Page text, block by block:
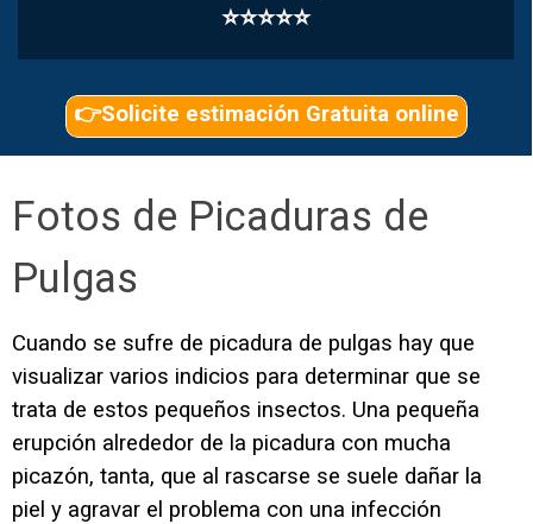
⭐⭐⭐⭐⭐
👉Solicite estimación Gratuita online
Fotos de Picaduras de
Pulgas
Cuando se sufre de picadura de pulgas hay que
visualizar varios indicios para determinar que se
trata de estos pequeños insectos. Una pequeña
erupción alrededor de la picadura con mucha
picazón, tanta, que al rascarse se suele dañar la
piel y agravar el problema con una infección